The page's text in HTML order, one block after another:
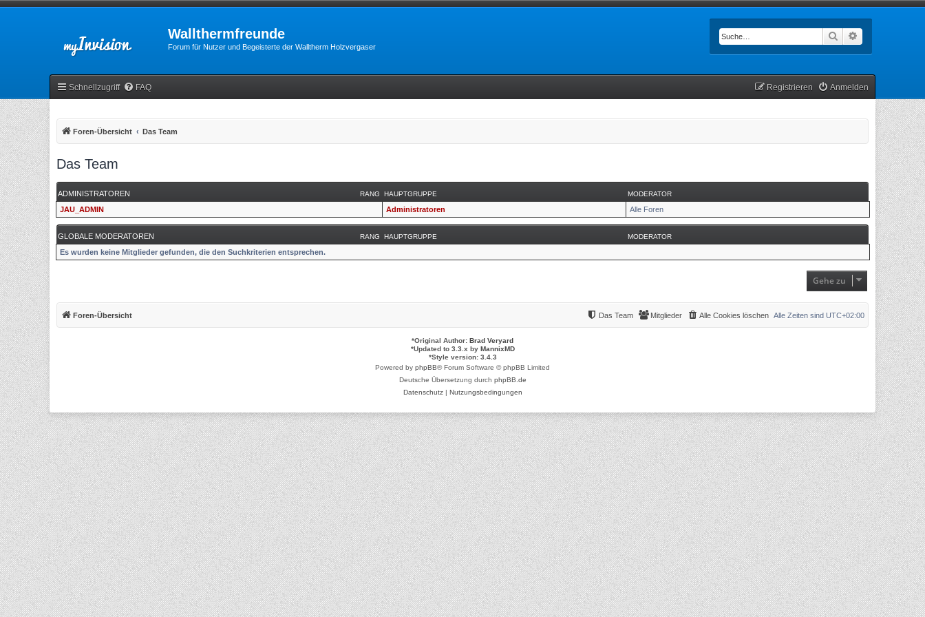
Wallthermfreunde
Forum für Nutzer und Begeisterte der Walltherm Holzvergaser
Suche
Schnellzugriff FAQ Anmelden
Registrieren
Foren-Übersicht Das Team
Das Team
RANG
ADMINISTRATOREN HAUPTGRUPPE MODERATOR
JAU_ADMIN Administratoren Alle Foren
RANG
GLOBALE MODERATOREN HAUPTGRUPPE MODERATOR
Es wurden keine Mitglieder gefunden, die den Suchkriterien entsprechen.
Gehe zu
Foren-Übersicht Alle Zeiten sind UTC+02:00
Alle Cookies löschen
Mitglieder
Das Team
*Original Author: Brad Veryard
*Updated to 3.3.x by MannixMD
*Style version: 3.4.3
Powered by phpBB® Forum Software © phpBB Limited
Deutsche Übersetzung durch phpBB.de
Datenschutz| Nutzungsbedingungen